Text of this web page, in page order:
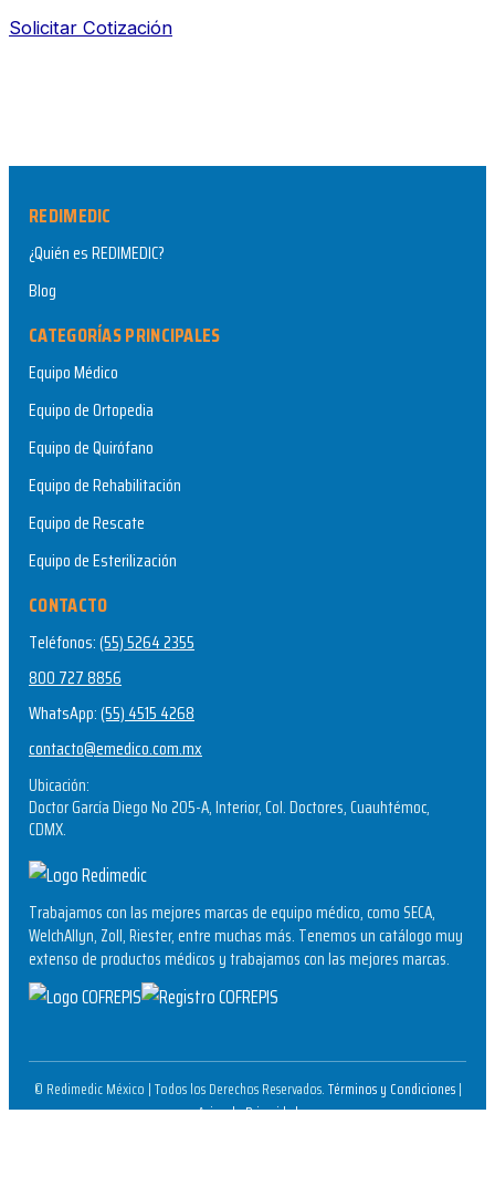
Solicitar Cotización
REDIMEDIC
¿Quién es REDIMEDIC?
Blog
CATEGORÍAS PRINCIPALES
Equipo Médico
Equipo de Ortopedia
Equipo de Quirófano
Equipo de Rehabilitación
Equipo de Rescate
Equipo de Esterilización
CONTACTO
Teléfonos:(55) 5264 2355
800 727 8856
WhatsApp:(55) 4515 4268
contacto@emedico.com.mx
Ubicación:
Doctor García Diego No 205-A, Interior, Col. Doctores, Cuauhtémoc,
CDMX.
Trabajamos con las mejores marcas de equipo médico, como SECA,
WelchAllyn, Zoll, Riester, entre muchas más. Tenemos un catálogo muy
extenso de productos médicos y trabajamos con las mejores marcas.
© Redimedic México | Todos los Derechos Reservados.Términos y Condiciones|
Aviso de Privacidad